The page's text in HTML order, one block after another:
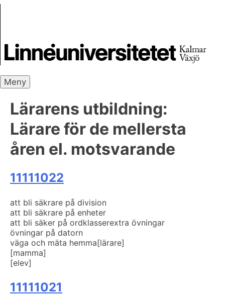
Meny
Lärarens utbildning:
Lärare för de mellersta
åren el. motsvarande
11111022
att bli säkrare på division
att bli säkrare på enheter
att bli säker på ordklasserextra övningar
övningar på datorn
väga och mäta hemma[lärare]
[mamma]
[elev]
11111021